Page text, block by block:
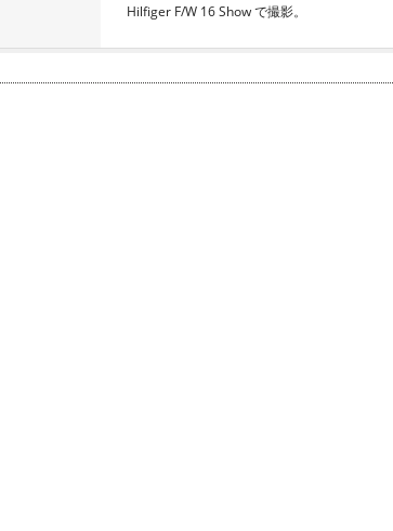
Hilfiger F/W 16 Show で撮影。